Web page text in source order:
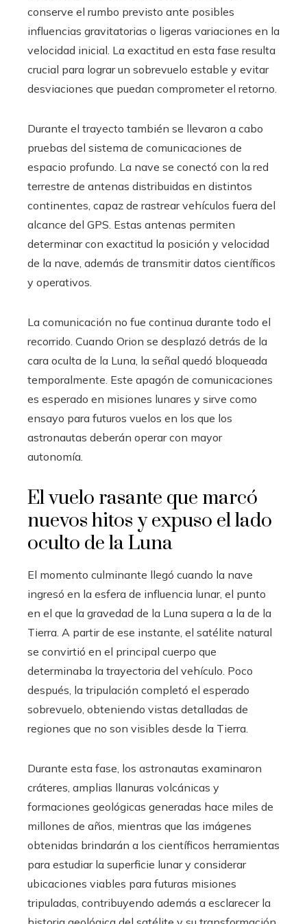
conserve el rumbo previsto ante posibles
influencias gravitatorias o ligeras variaciones en la
velocidad inicial. La exactitud en esta fase resulta
crucial para lograr un sobrevuelo estable y evitar
desviaciones que puedan comprometer el retorno.
Durante el trayecto también se llevaron a cabo
pruebas del sistema de comunicaciones de
espacio profundo. La nave se conectó con la red
terrestre de antenas distribuidas en distintos
continentes, capaz de rastrear vehículos fuera del
alcance del GPS. Estas antenas permiten
determinar con exactitud la posición y velocidad
de la nave, además de transmitir datos científicos
y operativos.
La comunicación no fue continua durante todo el
recorrido. Cuando Orion se desplazó detrás de la
cara oculta de la Luna, la señal quedó bloqueada
temporalmente. Este apagón de comunicaciones
es esperado en misiones lunares y sirve como
ensayo para futuros vuelos en los que los
astronautas deberán operar con mayor
autonomía.
El vuelo rasante que marcó
nuevos hitos y expuso el lado
oculto de la Luna
El momento culminante llegó cuando la nave
ingresó en la esfera de influencia lunar, el punto
en el que la gravedad de la Luna supera a la de la
Tierra. A partir de ese instante, el satélite natural
se convirtió en el principal cuerpo que
determinaba la trayectoria del vehículo. Poco
después, la tripulación completó el esperado
sobrevuelo, obteniendo vistas detalladas de
regiones que no son visibles desde la Tierra.
Durante esta fase, los astronautas examinaron
cráteres, amplias llanuras volcánicas y
formaciones geológicas generadas hace miles de
millones de años, mientras que las imágenes
obtenidas brindarán a los científicos herramientas
para estudiar la superficie lunar y considerar
ubicaciones viables para futuras misiones
tripuladas, contribuyendo además a esclarecer la